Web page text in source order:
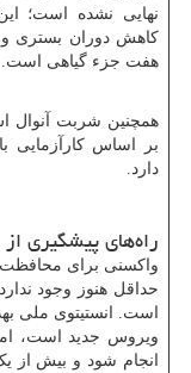
نهایی نشده است؛
کاهش دوران بستری
هفت جزء گیاهی است.
همچنین شربت آنوال
بر اساس کارآزمایی
دارد.
راه‌های پیشگیری
واکسنی برای محافظت
حداقل هنوز وجود
است. انستیتوی ملی
ویروس جدید است،
انجام شود و بیش از